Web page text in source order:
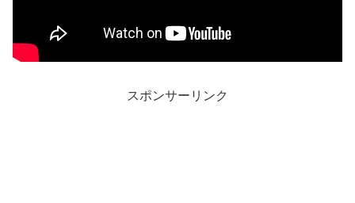
スポンサーリンク